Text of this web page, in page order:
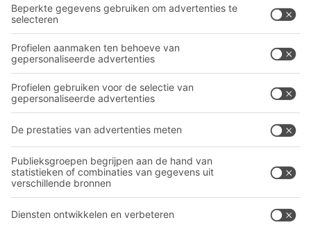
Bakken en bakken
Transportsystemen
Onze diensten
Bedrijf
Over BITO
Ons wereldwijde netwerk
Volg ons
A
YOUR LIFE.